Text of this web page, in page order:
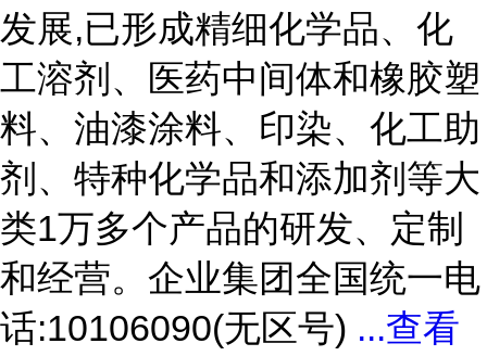
发展,已形成精细化学品、化
工溶剂、医药中间体和橡胶塑
料、油漆涂料、印染、化工助
剂、特种化学品和添加剂等大
类1万多个产品的研发、定制
和经营。企业集团全国统一电
话:10106090(无区号) ...查看